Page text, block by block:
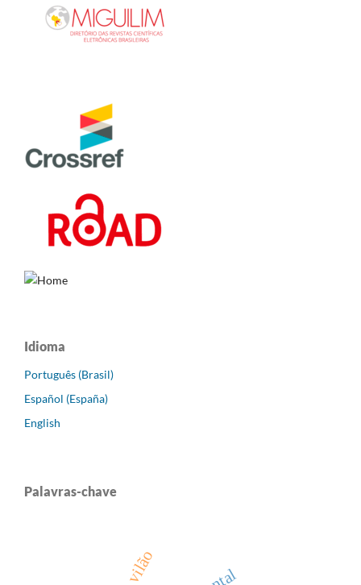
Idioma
Português (Brasil)
Español (España)
English
Palavras-chave
vilão